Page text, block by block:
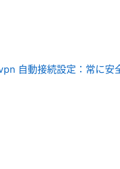
自動接続設定：常に安